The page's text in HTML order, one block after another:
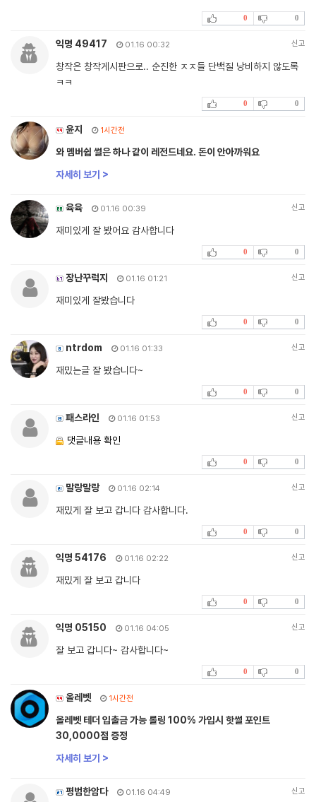
0 0
익명 49417 01.16 00:32 신고
창작은 창작게시판으로.. 순진한 ㅈㅈ들 단백질 낭비하지 않도록
ㅋㅋ
0 0
윤지 1시간전
와 멤버쉽 썰은 하나 같이 레전드네요. 돈이 안아까워요
자세히 보기 >
육육 01.16 00:39 신고
재미있게 잘 봤어요 감사합니다
0 0
장난꾸럭지 01.16 01:21 신고
재미있게 잘봤습니다
0 0
ntrdom 01.16 01:33 신고
재밌는글 잘 봤습니다~
0 0
패스라인 01.16 01:53 신고
댓글내용 확인
0 0
말랑말랑 01.16 02:14 신고
재밌게 잘 보고 갑니다 감사합니다.
0 0
익명 54176 01.16 02:22 신고
재밌게 잘 보고 갑니다
0 0
익명 05150 01.16 04:05 신고
잘 보고 갑니다~ 감사합니다~
0 0
올레벳 1시간전
올레벳 테더 입출금 가능 롤링 100% 가입시 핫썰 포인트
30,0000점 증정
자세히 보기 >
평범한암다 01.16 04:49 신고